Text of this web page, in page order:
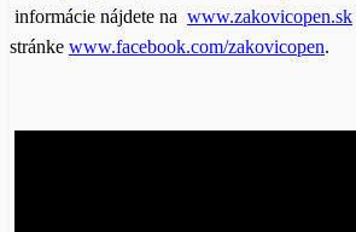
informácie nájdete na www.zakovicopen.sk
stránke www.facebook.com/zakovicopen.